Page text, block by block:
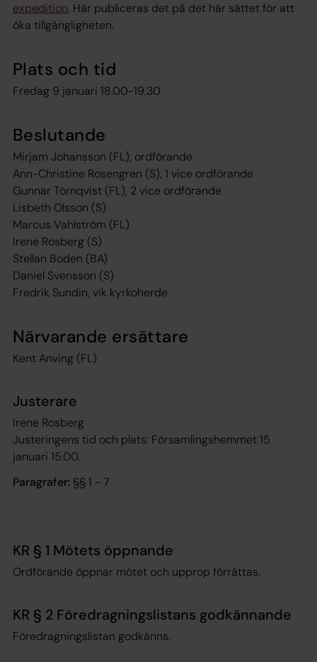
expedition. Här publiceras det på det här sättet för att
öka tillgängligheten.
Plats och tid
Fredag 9 januari 18.00-19.30
Beslutande
Mirjam Johansson (FL), ordförande
Ann-Christine Rosengren (S), 1 vice ordförande
Gunnar Törnqvist (FL), 2 vice ordförande
Lisbeth Olsson (S)
Marcus Vahlström (FL)
Irene Rosberg (S)
Stellan Boden (BA)
Daniel Svensson (S)
Fredrik Sundin, vik kyrkoherde
Närvarande ersättare
Kent Anving (FL)
Justerare
Irene Rosberg
Justeringens tid och plats: Församlingshemmet 15
januari 15.00.
Paragrafer: §§ 1 - 7
KR § 1 Mötets öppnande
Ordförande öppnar mötet och upprop förrättas.
KR § 2 Föredragningslistans godkännande
Föredragningslistan godkänns.